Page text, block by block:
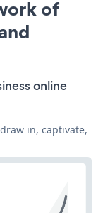
of
online
in, captivate,